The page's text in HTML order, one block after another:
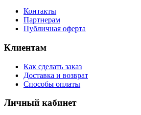
Контакты
Партнерам
Публичная оферта
Клиентам
Как сделать заказ
Доставка и возврат
Способы оплаты
Личный кабинет